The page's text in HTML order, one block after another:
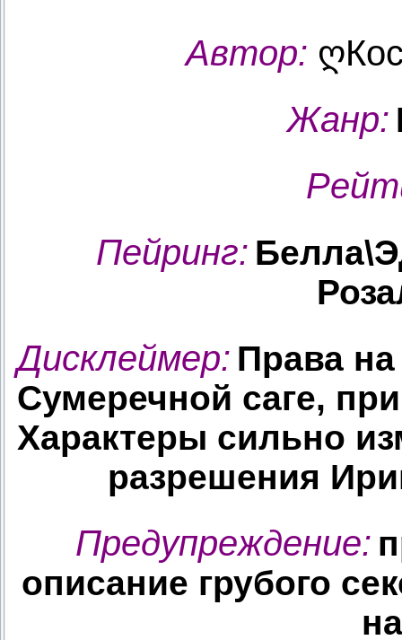
Автор:
Жанр:
Пейринг:
Дисклеймер: Права
Сумеречной саге,
Характеры сильно
разрешения
Предупреждение:
описание грубого